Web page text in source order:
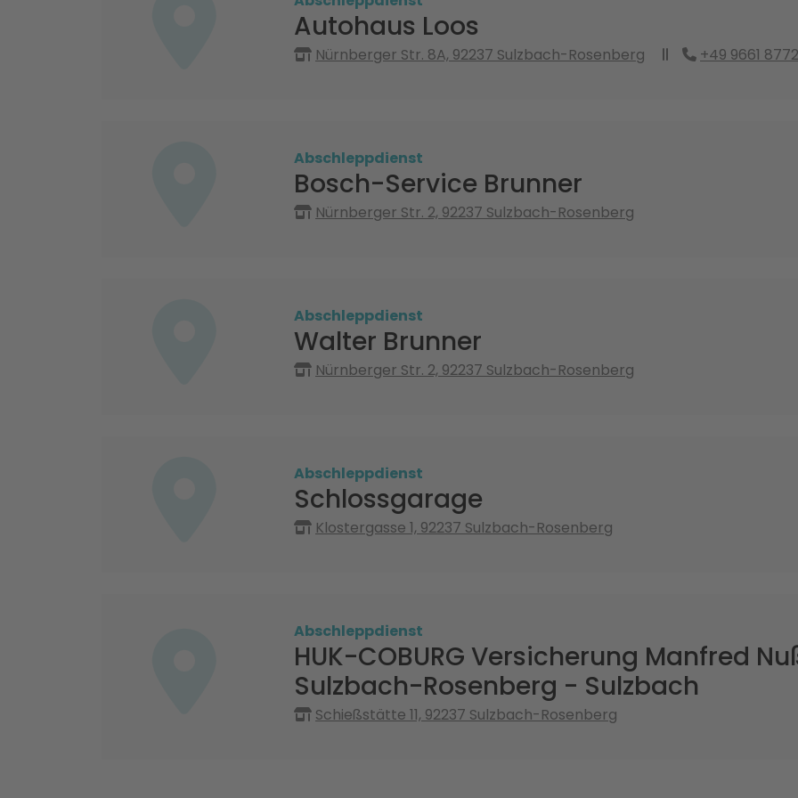
Autohaus Loos
Nürnberger Str. 8A, 92237 Sulzbach-Rosenberg +49 9661
Abschleppdienst
Bosch-Service Brunner
Nürnberger Str. 2, 92237 Sulzbach-Rosenberg
Abschleppdienst
Walter Brunner
Nürnberger Str. 2, 92237 Sulzbach-Rosenberg
Abschleppdienst
Schlossgarage
Klostergasse 1, 92237 Sulzbach-Rosenberg
Abschleppdienst
HUK-COBURG Versicherung Manfred
Sulzbach-Rosenberg - Sulzbach
Schießstätte 11, 92237 Sulzbach-Rosenberg